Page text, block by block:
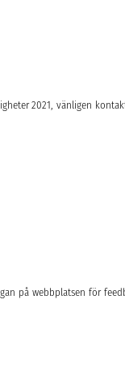
2021, vänligen
på webbplatsen för